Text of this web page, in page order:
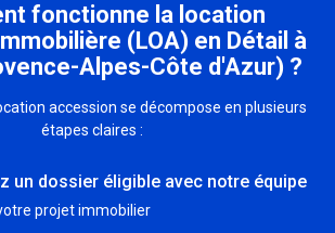
fonctionne la location
(LOA) en Détail à
Alpes-Côte d'Azur) ?
accession se décompose en plusieurs
étapes claires :
un dossier éligible avec notre équipe
projet immobilier